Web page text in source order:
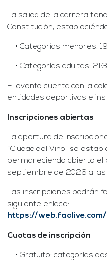
La salida de la carrera
Constitución,
• Categorías menores:
• Categorías adultas:
El evento cuenta con la
entidades deportivas e
Inscripciones abiertas
La apertura de
“Ciudad del Vino” se
permaneciendo abierto el
septiembre de 2026 a las
Las inscripciones podrán
siguiente enlace:
https://
Cuotas de inscripción
• Gratuito: categorías